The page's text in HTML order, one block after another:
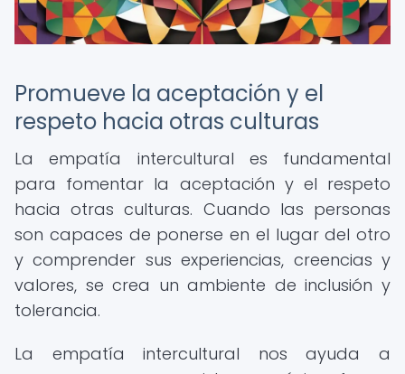
Promueve la aceptación y el
respeto hacia otras culturas
La empatía intercultural es fundamental
para fomentar la aceptación y el respeto
hacia otras culturas. Cuando las personas
son capaces de ponerse en el lugar del otro
y comprender sus experiencias, creencias y
valores, se crea un ambiente de inclusión y
tolerancia.
La empatía intercultural nos ayuda a